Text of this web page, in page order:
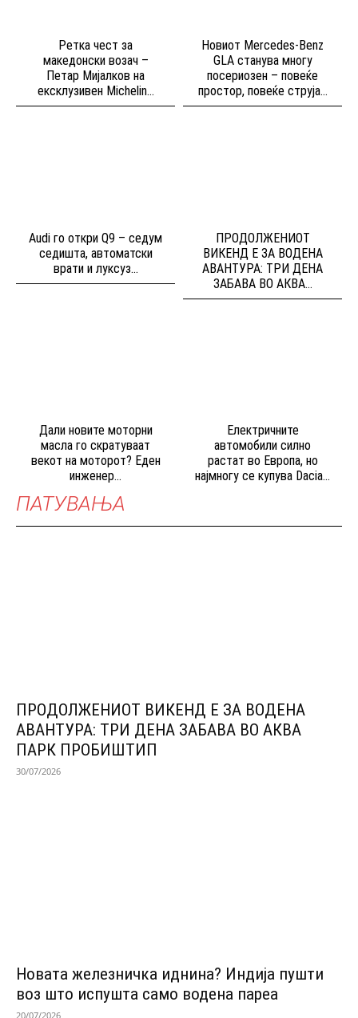
Ретка чест за
македонски возач –
Петар Мијалков на
ексклузивен Michelin...
Новиот Mercedes-Benz
GLA станува многу
посериозен – повеќе
простор, повеќе струја...
Audi го откри Q9 – седум
седишта, автоматски
врати и луксуз...
ПРОДОЛЖЕНИОТ
ВИКЕНД Е ЗА ВОДЕНА
АВАНТУРА: ТРИ ДЕНА
ЗАБАВА ВО АКВА...
Дали новите моторни
масла го скратуваат
векот на моторот? Еден
инженер...
Електричните
автомобили силно
растат во Европа, но
најмногу се купува Dacia...
ПАТУВАЊА
ПРОДОЛЖЕНИОТ ВИКЕНД Е ЗА ВОДЕНА
АВАНТУРА: ТРИ ДЕНА ЗАБАВА ВО АКВА
ПАРК ПРОБИШТИП
30/07/2026
Новата железничка иднина? Индија пушти
воз што испушта само водена пареа
20/07/2026